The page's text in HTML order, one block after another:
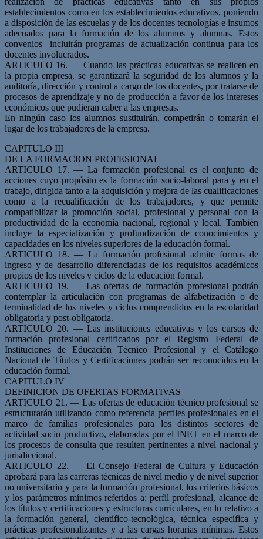
establecimientos como en los establecimientos educativos, poniendo
a disposición de las escuelas y de los docentes tecnologías e insumos
adecuados para la formación de los alumnos y alumnas. Estos
convenios incluirán programas de actualización continua para los
docentes involucrados.
ARTICULO 16. — Cuando las prácticas educativas se realicen en
la propia empresa, se garantizará la seguridad de los alumnos y la
auditoría, dirección y control a cargo de los docentes, por tratarse de
procesos de aprendizaje y no de producción a favor de los intereses
económicos que pudieran caber a las empresas.
En ningún caso los alumnos sustituirán, competirán o tomarán el
lugar de los trabajadores de la empresa.
CAPITULO III
DE LA FORMACION PROFESIONAL
ARTICULO 17. — La formación profesional es el conjunto de
acciones cuyo propósito es la formación socio-laboral para y en el
trabajo, dirigida tanto a la adquisición y mejora de las cualificaciones
como a la recualificación de los trabajadores, y que permite
compatibilizar la promoción social, profesional y personal con la
productividad de la economía nacional, regional y local. También
incluye la especialización y profundización de conocimientos y
capacidades en los niveles superiores de la educación formal.
ARTICULO 18. — La formación profesional admite formas de
ingreso y de desarrollo diferenciadas de los requisitos académicos
propios de los niveles y ciclos de la educación formal.
ARTICULO 19. — Las ofertas de formación profesional podrán
contemplar la articulación con programas de alfabetización o de
terminalidad de los niveles y ciclos comprendidos en la escolaridad
obligatoria y post-obligatoria.
ARTICULO 20. — Las instituciones educativas y los cursos de
formación profesional certificados por el Registro Federal de
Instituciones de Educación Técnico Profesional y el Catálogo
Nacional de Títulos y Certificaciones podrán ser reconocidos en la
educación formal.
CAPITULO IV
DEFINICION DE OFERTAS FORMATIVAS
ARTICULO 21. — Las ofertas de educación técnico profesional se
estructurarán utilizando como referencia perfiles profesionales en el
marco de familias profesionales para los distintos sectores de
actividad socio productivo, elaboradas por el INET en el marco de
los procesos de consulta que resulten pertinentes a nivel nacional y
jurisdiccional.
ARTICULO 22. — El Consejo Federal de Cultura y Educación
aprobará para las carreras técnicas de nivel medio y de nivel superior
no universitario y para la formación profesional, los criterios básicos
y los parámetros mínimos referidos a: perfil profesional, alcance de
los títulos y certificaciones y estructuras curriculares, en lo relativo a
la formación general, científico-tecnológica, técnica específica y
prácticas profesionalizantes y a las cargas horarias mínimas. Estos